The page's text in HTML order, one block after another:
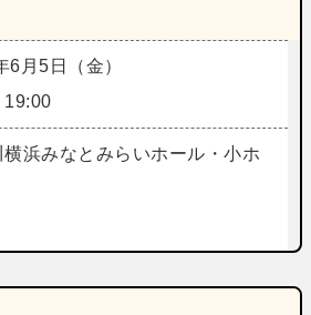
6月5日（金）
19:00
横浜みなとみらいホール・小ホ